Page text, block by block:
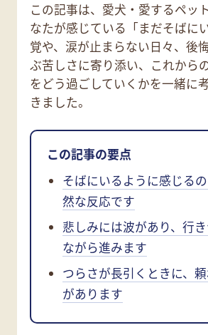
この記事は、愛犬・愛するペッ
なたが感じている「まだそばに
覚や、涙が止まらない日々、後
ぶ苦しさに寄り添い、これから
をどう過ごしていくかを一緒に
きました。
この記事の要点
そばにいるように感じる
然な反応です
悲しみには波があり、行
ながら進みます
つらさが長引くときに、
があります